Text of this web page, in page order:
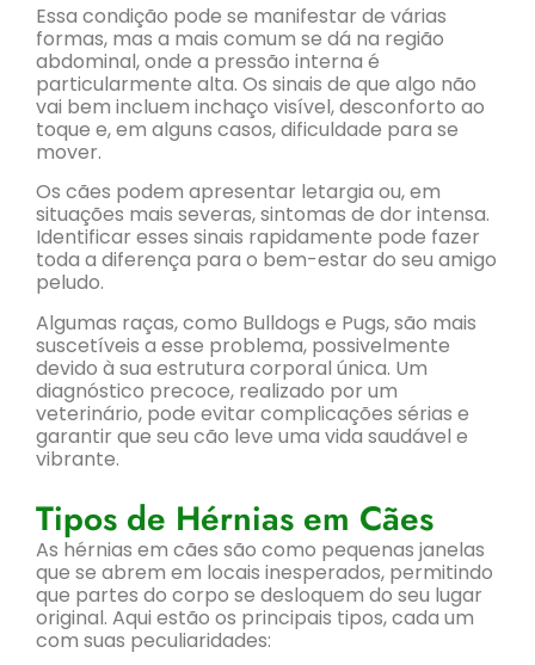
Essa condição pode se manifestar de várias
formas, mas a mais comum se dá na região
abdominal, onde a pressão interna é
particularmente alta. Os sinais de que algo não
vai bem incluem inchaço visível, desconforto ao
toque e, em alguns casos, dificuldade para se
mover.
Os cães podem apresentar letargia ou, em
situações mais severas, sintomas de dor intensa.
Identificar esses sinais rapidamente pode fazer
toda a diferença para o bem-estar do seu amigo
peludo.
Algumas raças, como Bulldogs e Pugs, são mais
suscetíveis a esse problema, possivelmente
devido à sua estrutura corporal única. Um
diagnóstico precoce, realizado por um
veterinário, pode evitar complicações sérias e
garantir que seu cão leve uma vida saudável e
vibrante.
Tipos de Hérnias em Cães
As hérnias em cães são como pequenas janelas
que se abrem em locais inesperados, permitindo
que partes do corpo se desloquem do seu lugar
original. Aqui estão os principais tipos, cada um
com suas peculiaridades: